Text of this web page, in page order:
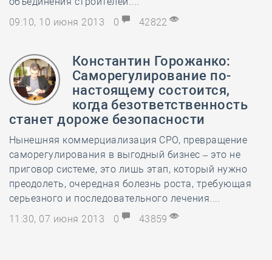
09:10, 10 июня 2013
0 42822
Константин Горожанко:
Саморегулирование по-
настоящему состоится,
когда безответственность
станет дороже безопасности
Нынешняя коммерциализация СРО, превращение
саморегулирования в выгодный бизнес – это не
приговор системе, это лишь этап, который нужно
преодолеть, очередная болезнь роста, требующая
серьезного и последовательного лечения....
11:30, 07 июня 2013
0 43859